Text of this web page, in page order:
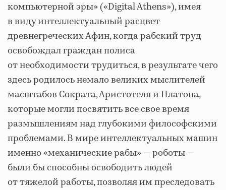
компьютерной эры» («Digital Athens»), имея
в виду интеллектуальный расцвет
древнегреческих Афин, когда рабский труд
освобождал граждан полиса
от необходимости трудиться, в результате чего
здесь родилось немало великих мыслителей
масштабов Сократа, Аристотеля и Платона,
которые могли посвятить все свое время
размышлениям над глубокими философскими
проблемами. В мире интеллектуальных машин
именно «механические рабы» — роботы —
были бы способны освободить людей
от тяжелой работы, позволяя им преследовать